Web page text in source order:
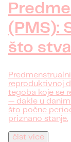
(PMS):
što
reproduktivnoj
tegoba koje se
— dakle u
što počne
priznano stanje.
číst více